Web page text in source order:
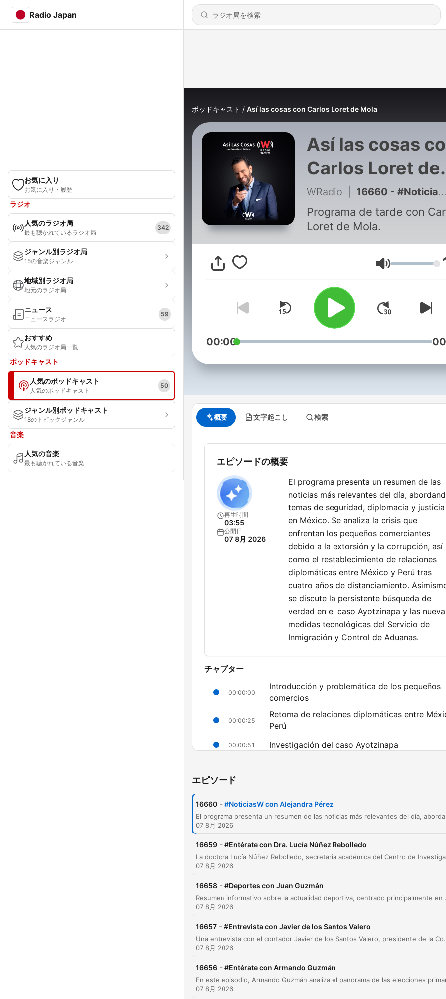
Radio Japan
お気に入り
お気に入り・履歴
ラジオ
人気のラジオ局
最も聴かれているラジオ局
342
ジャンル別ラジオ局
15の音楽ジャンル
地域別ラジオ局
地元のラジオ局
ニュース
ニュースラジオ
59
おすすめ
人気のラジオ局一覧
ポッドキャスト
人気のポッドキャスト
人気のポッドキャスト
50
ジャンル別ポッドキャスト
18のトピックジャンル
音楽
人気の音楽
最も聴かれている音楽
ポッドキャスト Así las cosas con Carlos Loret de Mola
Así las cosas
Carlos Loret de
Mola
WRadio 16660 - #NoticiasW con Alejandra Pérez
Programa de tarde con
Loret de Mola.
音量
00:00
概要 文字起こし 検索
エピソードの概要
再生時間
03:55
公開日
07 8月 2026
El programa presenta un resumen de las
noticias más relevantes del día,
temas de seguridad, diplomacia y justicia
en México. Se analiza la crisis que
enfrentan los pequeños comerciantes
debido a la extorsión y la corrupción, así
como el restablecimiento de relaciones
diplomáticas entre México y Perú tras
cuatro años de distanciamiento.
se discute la persistente búsqueda de
verdad en el caso Ayotzinapa y las
medidas tecnológicas del Servicio de
Inmigración y Control de Aduanas.
チャプター
00:00:00
Introducción y problemática de los pequeños
comercios
00:00:25
Retoma de relaciones diplomáticas entre
Perú
00:00:51 Investigación del caso Ayotzinapa
00:03:21 Novedades musicales: Remix After Hours
ハイライト
la historia es que no solamente se dé con todos los
responsables de lo que aconteció en esa noche,
sino que también se haga una investigación de las tres
verdades históricas y por qué fallaron.
エピソード
16660 - #NoticiasW con Alejandra Pérez
El programa presenta un resumen de las noticias más
07 8月 2026
16659 - #Entérate con Dra. Lucía Núñez Rebolledo
07 8月 2026
16658 - #Deportes con Juan Guzmán
Resumen informativo sobre la actualidad deportiva, centrado principalmente en el desempeño de
07 8月 2026
16657 - #Entrevista con Javier de los Santos Valero
Una entrevista con el contador Javier de los Santos Valero, presidente de la Comisión Fiscal Nacional del IMCP, sobre las implicaciones financieras del regreso
07 8月 2026
16656 - #Entérate con Armando Guzmán
07 8月 2026